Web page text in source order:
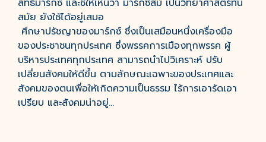
ลัทธิมาร์กซ์ และชี้ให้เห็นว่า มาร์กซิสม์ เป็นวิทยาศาสตร์ทัน
สมัย ยังใช้ได้อยู่เสมอ
ศึกษาปรัชญาของมาร์กซ์ ซึ่งเป็นเสมือนหนึ่งเครื่องมือ
ของประชาชนทุกประเทศ ซึ่งพรรคการเมืองทุกพรรค ผู้
บริหารประเทศทุกประเทศ สามารถนำไปวิเคราะห์ ปรับ
เปลี่ยนสังคมให้ดีขึ้น ตามลักษณะเฉพาะของประเทศและ
สังคมของตนเพื่อให้เกิดความเป็นธรรม ไร้การเอารัดเอา
เปรียบ และสังคมน่าอยู่...